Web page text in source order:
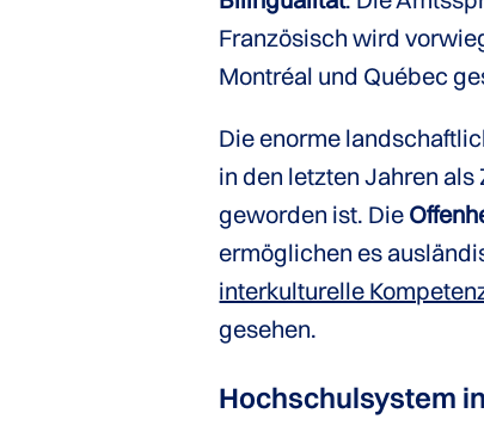
Französisch wird
Montréal und Québec
Die enorme
in den letzten Jahren
geworden ist. Die
ermöglichen es
interkulturelle
gesehen.
Hochschulsystem